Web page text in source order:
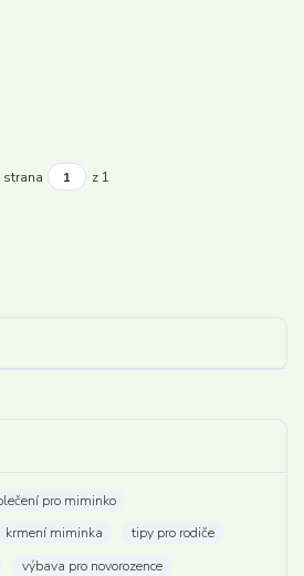
pro miminko
krmení miminka
tipy pro rodiče
výbava pro novorozence
strana z 1